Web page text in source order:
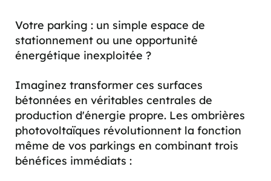
Votre parking : un simple espace de
stationnement ou une opportunité
énergétique inexploitée ?
Imaginez transformer ces surfaces
bétonnées en véritables centrales de
production d'énergie propre. Les ombrières
photovoltaïques révolutionnent la fonction
même de vos parkings en combinant trois
bénéfices immédiats :